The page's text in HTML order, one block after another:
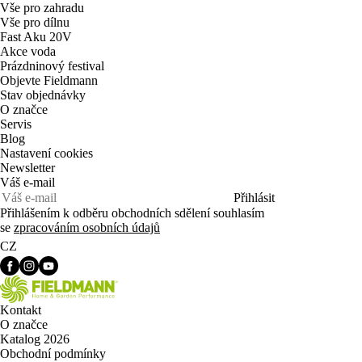
Vše pro zahradu
Vše pro dílnu
Fast Aku 20V
Akce voda
Prázdninový festival
Objevte Fieldmann
Stav objednávky
O značce
Servis
Blog
Nastavení cookies
Newsletter
Váš e-mail
Přihlásit
Přihlášením k odběru obchodních sdělení souhlasím
se zpracováním osobních údajů
CZ
Kontakt
O značce
Katalog 2026
Obchodní podmínky